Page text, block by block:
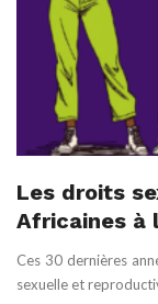
Les droits
Africaines à
Ces 30 dernières
sexuelle et